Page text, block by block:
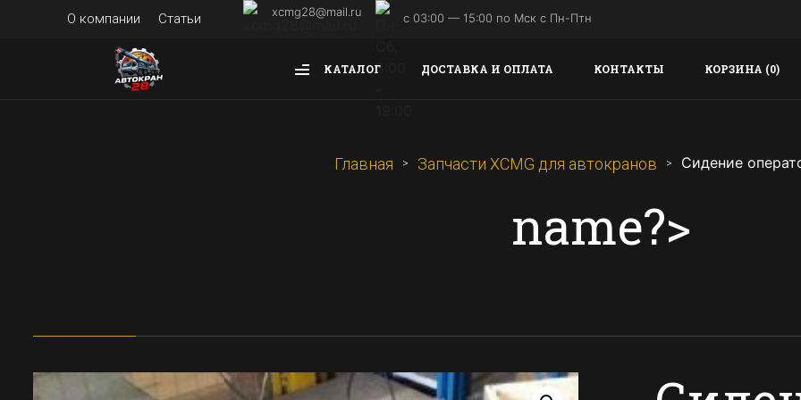
О компании Статьи xcmg28@mail.ru с 03:00 — 15:00 по Мск с Пн-Птн
КАТАЛОГ ДОСТАВКА И ОПЛАТА КОНТАКТЫ КОРЗИНА (0)
Главная Запчасти XCMG для автокранов Сидение
name?>